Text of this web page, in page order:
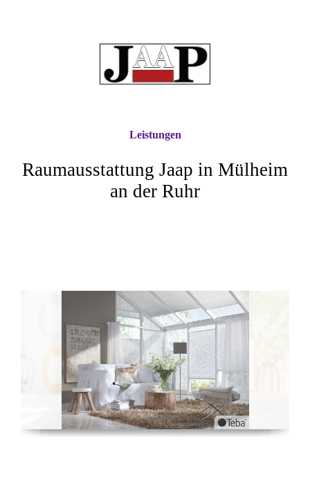
Raumausstattung Jaap in Mülheim
an der Ruhr
Leistungen